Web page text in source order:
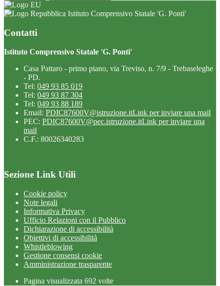
Istituto Comprensivo Statale 'G. Ponti'
Contatti
Istituto Comprensivo Statale 'G. Ponti'
Casa Pattaro - primo piano, via Treviso, n. 7/9 - Trebaseleghe
- PD.
Tel: 049 93 85 019
Tel: 049 93 87 304
Tel: 049 93 88 189
Email: PDIC87600V@istruzione.itLink per inviare una mail
PEC: PDIC87600V@pec.istruzione.itLink per inviare una
mail
C.F.: 80026340283
Sezione Link Utili
Cookie policy
Note legali
Informativa Privacy
Ufficio Relazioni con il Pubblico
Dichiarazione di accessibilità
Obiettivi di accessibilità
Whistleblowing
Gestione consensi cookie
Amministrazione trasparente
Pagina visualizzata 692 volte